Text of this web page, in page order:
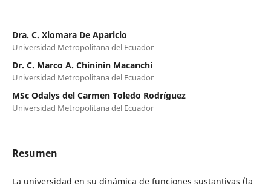
Dra. C. Xiomara De Aparicio
Universidad Metropolitana del Ecuador
Dr. C. Marco A. Chininin Macanchi
Universidad Metropolitana del Ecuador
MSc Odalys del Carmen Toledo Rodríguez
Universidad Metropolitana del Ecuador
Resumen
La universidad en su dinámica de funciones sustantivas (la